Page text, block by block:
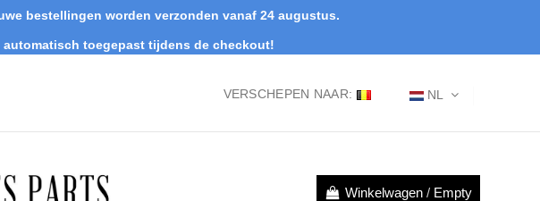
bestellingen worden verzonden vanaf 24 augustus.
toegepast tijdens de checkout!
NL
VERSCHEPEN NAAR:
Winkelwagen / Empty